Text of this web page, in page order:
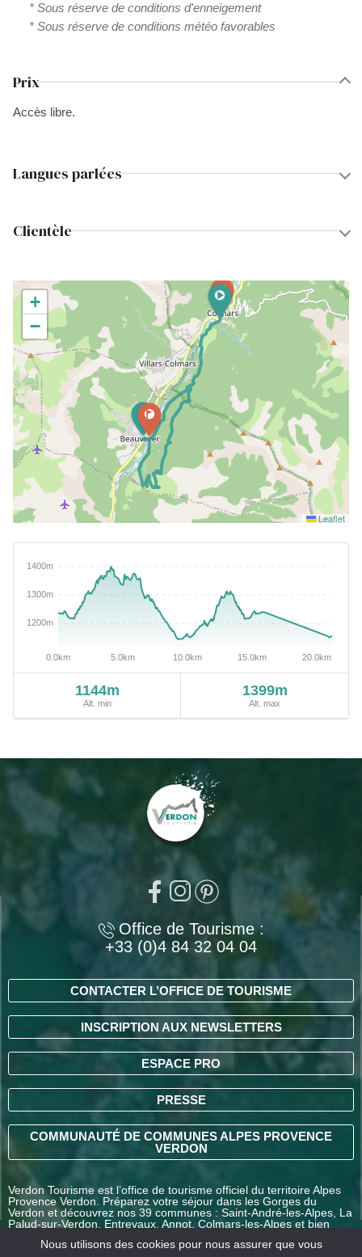
* Sous réserve de conditions d'enneigement
* Sous réserve de conditions météo favorables
Prix
Accès libre.
Langues parlées
Clientèle
+
−
Leaflet
1144m
Alt. min
1399m
Alt. max
Office de Tourisme :
+33 (0)4 84 32 04 04
CONTACTER L’OFFICE DE TOURISME
INSCRIPTION AUX NEWSLETTERS
ESPACE PRO
PRESSE
COMMUNAUTÉ DE COMMUNES ALPES PROVENCE
VERDON
Verdon Tourisme est l’office de tourisme officiel du territoire Alpes
Provence Verdon. Préparez votre séjour dans les Gorges du
Verdon et découvrez nos 39 communes : Saint-André-les-Alpes, La
Palud-sur-Verdon, Entrevaux, Annot, Colmars-les-Alpes et bien
Nous utilisons des cookies pour nous assurer que vous